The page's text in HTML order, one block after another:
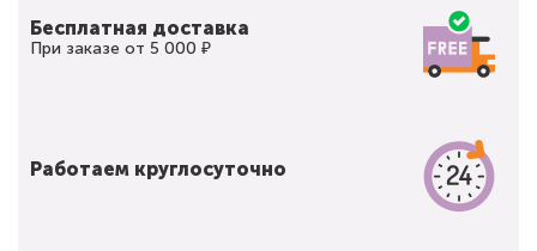
Бесплатная доставка
При заказе от 5 000 ₽
Работаем круглосуточно